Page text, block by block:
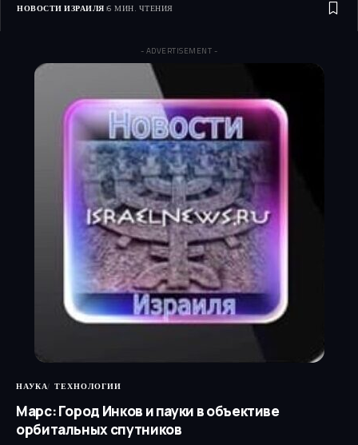
НОВОСТИ ИЗРАИЛЯ 6 МИН. ЧТЕНИЯ
- ADVERTISEMENT -
НАУКА ТЕХНОЛОГИИ
Марс: Город Инков и пауки в объективе
орбитальных спутников